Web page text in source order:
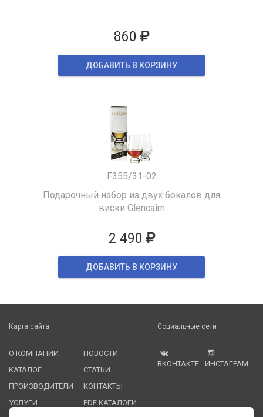
860
ДОБАВИТЬ В КОРЗИНУ
F355/31-02
Подарочный набор из двух бокалов для
виски Glencairn
2 490
ДОБАВИТЬ В КОРЗИНУ
Карта сайта
О КОМПАНИИ
КАТАЛОГ
ПРОИЗВОДИТЕЛИ
УСЛУГИ
НОВОСТИ
СТАТЬИ
КОНТАКТЫ
PDF КАТАЛОГИ
Социальные сети
ВКОНТАКТЕ ИНСТАГРАМ